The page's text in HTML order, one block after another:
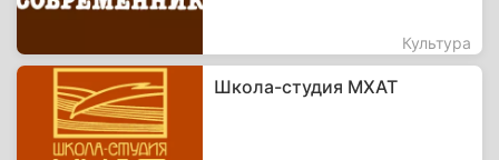
Культура
Школа-студия МХАТ